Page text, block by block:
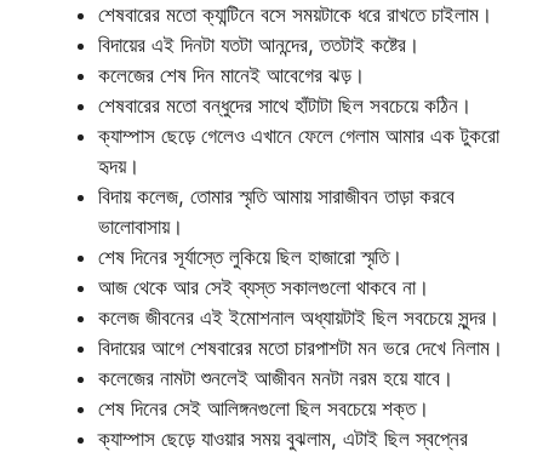
শেষবারের মতো ক্যান্টিনে বসে সময়টাকে ধরে রাখতে চাইলাম।
বিদায়ের এই দিনটা যতটা আনন্দের, ততটাই কষ্টের।
কলেজের শেষ দিন মানেই আবেগের ঝড়।
শেষবারের মতো বন্ধুদের সাথে হাঁটাটা ছিল সবচেয়ে কঠিন।
ক্যাম্পাস ছেড়ে গেলেও এখানে ফেলে গেলাম আমার এক টুকরো
হৃদয়।
বিদায় কলেজ, তোমার স্মৃতি আমায় সারাজীবন তাড়া করবে
ভালোবাসায়।
শেষ দিনের সূর্যাস্তে লুকিয়ে ছিল হাজারো স্মৃতি।
আজ থেকে আর সেই ব্যস্ত সকালগুলো থাকবে না।
কলেজ জীবনের এই ইমোশনাল অধ্যায়টাই ছিল সবচেয়ে সুন্দর।
বিদায়ের আগে শেষবারের মতো চারপাশটা মন ভরে দেখে নিলাম।
কলেজের নামটা শুনলেই আজীবন মনটা নরম হয়ে যাবে।
শেষ দিনের সেই আলিঙ্গনগুলো ছিল সবচেয়ে শক্ত।
ক্যাম্পাস ছেড়ে যাওয়ার সময় বুঝলাম, এটাই ছিল স্বপ্নের